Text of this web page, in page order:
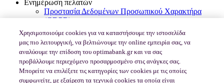
Ενημέρωση πελατών
Προστασία Δεδομένων Προσωπικού Χαρακτήρα
(GDPR)
Εγγύηση Καταθέσεων - TEKE
MiFID II / MiFIR
PSD2-Δικαιώματα Καταναλωτών για πληρωμές στην
Ευρώπη
Κώδικας Δεοντολογίας Ν.4224/2013
Αναγνωριστικός Κωδικός Νομικής Οντότητας (LEI)
Χρησιμοποιούμε cookies για να καταστήσουμε την ιστοσελίδα
μας πιο λειτουργική, να βελτιώνουμε την online εμπειρία σας, να
αναλύουμε την επίδοση του optimabank.gr και να σας
προβάλλουμε περιεχόμενο προσαρμοσμένο στις ανάγκες σας.
Μπορείτε να επιλέξετε τις κατηγορίες των cookies με τις οποίες
συμφωνείτε, με εξαίρεση τα τεχνικά cookies τα οποία είναι